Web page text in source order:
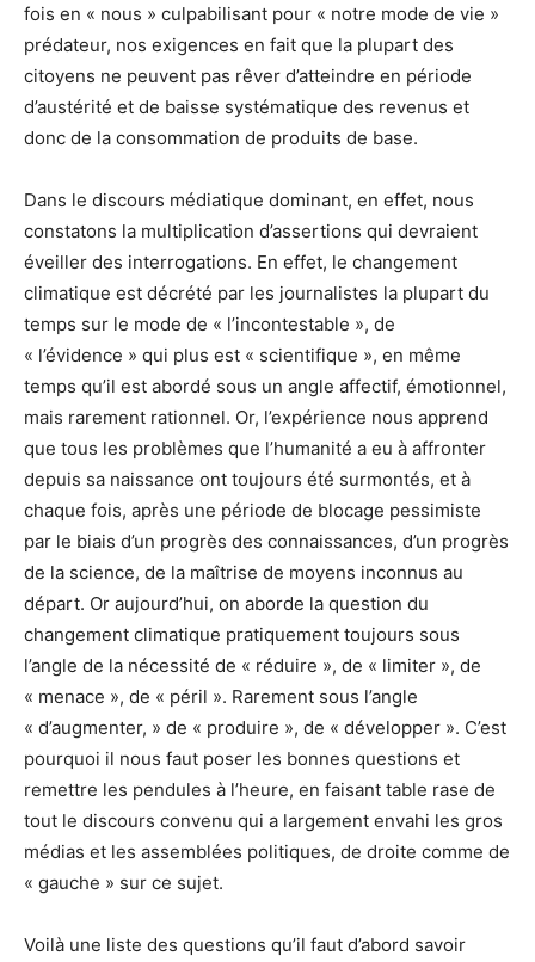
fois en « nous » culpabilisant pour « notre mode de vie »
prédateur, nos exigences en fait que la plupart des
citoyens ne peuvent pas rêver d’atteindre en période
d’austérité et de baisse systématique des revenus et
donc de la consommation de produits de base.
Dans le discours médiatique dominant, en effet, nous
constatons la multiplication d’assertions qui devraient
éveiller des interrogations. En effet, le changement
climatique est décrété par les journalistes la plupart du
temps sur le mode de « l’incontestable », de
« l’évidence » qui plus est « scientifique », en même
temps qu’il est abordé sous un angle affectif, émotionnel,
mais rarement rationnel. Or, l’expérience nous apprend
que tous les problèmes que l’humanité a eu à affronter
depuis sa naissance ont toujours été surmontés, et à
chaque fois, après une période de blocage pessimiste
par le biais d’un progrès des connaissances, d’un progrès
de la science, de la maîtrise de moyens inconnus au
départ. Or aujourd’hui, on aborde la question du
changement climatique pratiquement toujours sous
l’angle de la nécessité de « réduire », de « limiter », de
« menace », de « péril ». Rarement sous l’angle
« d’augmenter, » de « produire », de « développer ». C’est
pourquoi il nous faut poser les bonnes questions et
remettre les pendules à l’heure, en faisant table rase de
tout le discours convenu qui a largement envahi les gros
médias et les assemblées politiques, de droite comme de
« gauche » sur ce sujet.
Voilà une liste des questions qu’il faut d’abord savoir